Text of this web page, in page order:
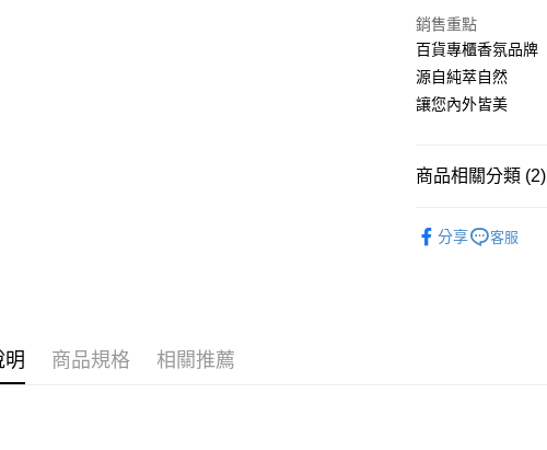
運送方式
全家取貨付款
付款後全家取貨
7-11取貨付款
銷售重點
百貨專櫃香氛品牌
源自純萃自然
讓您內外皆美
商品相關分類 (2)
分享 客服
明 商品規格 相關推薦